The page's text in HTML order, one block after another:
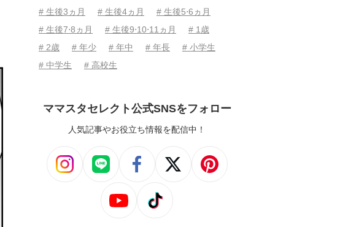
# 生後3ヵ月
# 生後4ヵ月
# 生後5⋅6ヵ月
# 生後7⋅8ヵ月
# 生後9⋅10⋅11ヵ月
# 1歳
# 2歳
# 年少 # 年中 # 年長
# 小学生
# 中学生
# 高校生
ママスタセレクト公式SNSをフォロー
人気記事やお役立ち情報を配信中！